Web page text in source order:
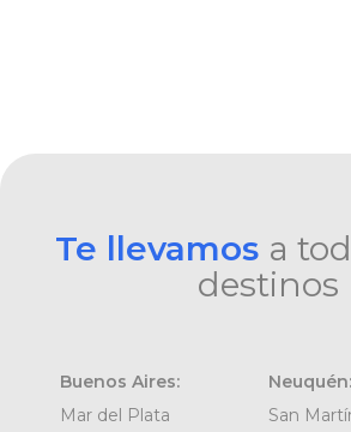
Te llevamos a
destinos
Buenos Aires:
Mar del Plata
Neuquén:
San